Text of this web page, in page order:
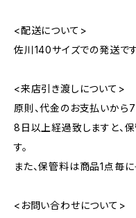
<配送について>
佐川140サイズでの発送です
<来店引き渡しについて>
原則、代金のお支払いから
8日以上経過致しますと、
す。
また、保管料は商品1点毎
<お問い合わせについて>